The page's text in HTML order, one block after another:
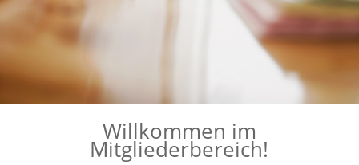
Willkommen im
Mitgliederbereich!